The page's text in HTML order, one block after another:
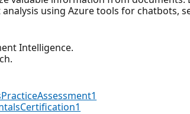
using Azure tools for chatbots,
Intelligence.